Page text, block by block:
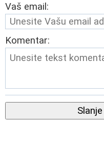
Vaš email:
Komentar: